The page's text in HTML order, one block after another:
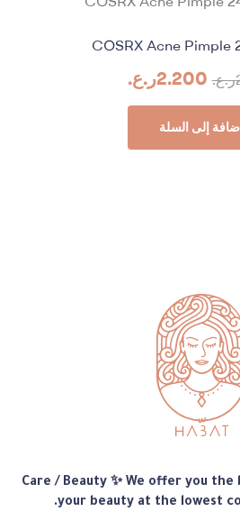
COSRX Acne Pimple
ر.ع. 2.200ر.ع.
إلى السلة
Care / Beauty ✨ We offer you
your beauty at the lowest